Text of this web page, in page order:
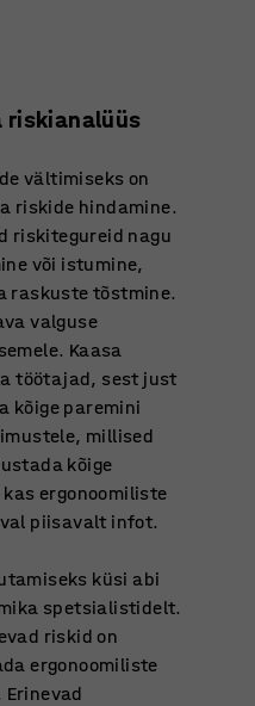
riskianalüüs
vältimiseks on
riskide hindamine.
riskitegureid nagu
või istumine,
raskuste tõstmine.
valguse
Kaasa
töötajad, sest just
kõige paremini
millised
kõige
ergonoomiliste
piisavalt infot.
küsi abi
spetsialistidelt.
riskid on
ergonoomiliste